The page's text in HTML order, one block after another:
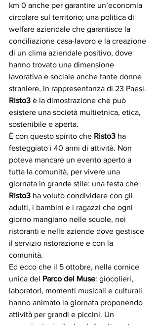
km 0 anche per garantire un’economia
circolare sul territorio; una politica di
welfare aziendale che garantisce la
conciliazione casa-lavoro e la creazione
di un clima aziendale positivo, dove
hanno trovato una dimensione
lavorativa e sociale anche tante donne
straniere, in rappresentanza di 23 Paesi.
Risto3 è la dimostrazione che può
esistere una società multietnica, etica,
sostenibile e aperta.
È con questo spirito che Risto3 ha
festeggiato i 40 anni di attività. Non
poteva mancare un evento aperto a
tutta la comunità, per vivere una
giornata in grande stile: una festa che
Risto3 ha voluto condividere con gli
adulti, i bambini e i ragazzi che ogni
giorno mangiano nelle scuole, nei
ristoranti e nelle aziende dove gestisce
il servizio ristorazione e con la
comunità.
Ed ecco che il 5 ottobre, nella cornice
unica del Parco del Muse: giocolieri,
laboratori, momenti musicali e culturali
hanno animato la giornata proponendo
attività per grandi e piccini. Un